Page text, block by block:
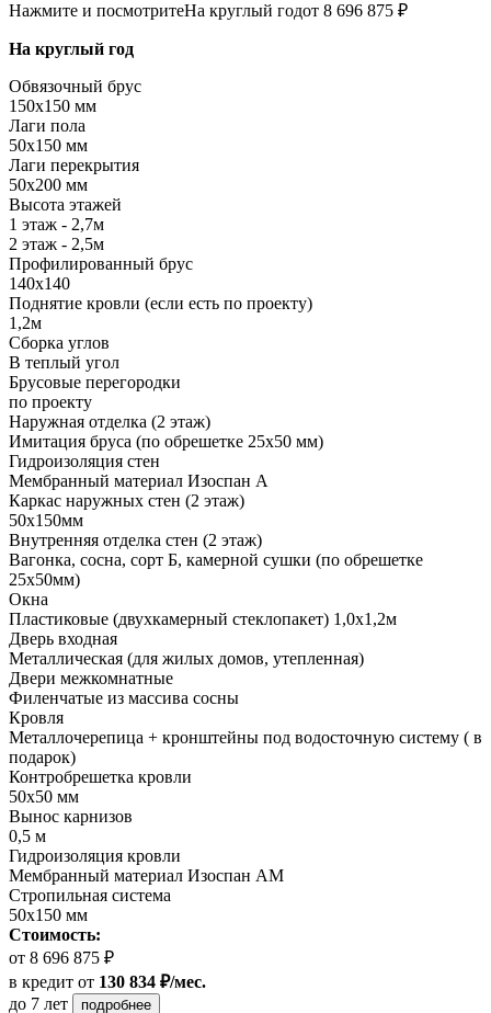
Нажмите и посмотритеНа круглый годот 8 696 875 ₽
На круглый год
Обвязочный брус
150х150 мм
Лаги пола
50х150 мм
Лаги перекрытия
50х200 мм
Высота этажей
1 этаж - 2,7м
2 этаж - 2,5м
Профилированный брус
140х140
Поднятие кровли (если есть по проекту)
1,2м
Сборка углов
В теплый угол
Брусовые перегородки
по проекту
Наружная отделка (2 этаж)
Имитация бруса (по обрешетке 25х50 мм)
Гидроизоляция стен
Мембранный материал Изоспан А
Каркас наружных стен (2 этаж)
50х150мм
Внутренняя отделка стен (2 этаж)
Вагонка, сосна, сорт Б, камерной сушки (по обрешетке
25х50мм)
Окна
Пластиковые (двухкамерный стеклопакет) 1,0х1,2м
Дверь входная
Металлическая (для жилых домов, утепленная)
Двери межкомнатные
Филенчатые из массива сосны
Кровля
Металлочерепица + кронштейны под водосточную систему ( в
подарок)
Контробрешетка кровли
50х50 мм
Вынос карнизов
0,5 м
Гидроизоляция кровли
Мембранный материал Изоспан АМ
Стропильная система
50х150 мм
Стоимость:
от 8 696 875 ₽
в кредит от 130 834 ₽/мес.
до 7 лет
подробнее